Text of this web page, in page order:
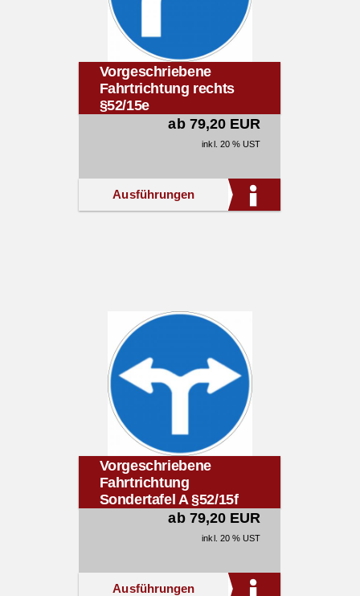
Vorgeschriebene
Fahrtrichtung rechts
§52/15e
ab 79,20 EUR
inkl. 20 % UST
Ausführungen
Vorgeschriebene
Fahrtrichtung
Sondertafel A §52/15f
ab 79,20 EUR
inkl. 20 % UST
Ausführungen